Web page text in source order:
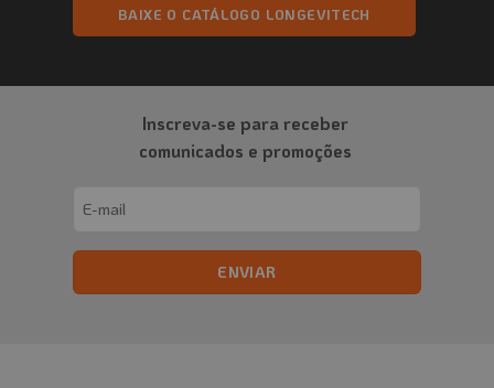
BAIXE O CATÁLOGO LONGEVITECH
Inscreva-se para receber
comunicados e promoções